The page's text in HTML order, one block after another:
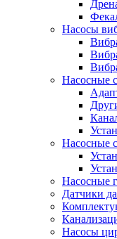
Насосы
Насосные
Насосные
Насосные
Датчики
Насосы